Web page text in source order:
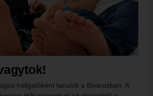
hallgatóként tanulok a fővárosban. A